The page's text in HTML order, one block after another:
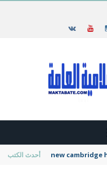
أحدث الكتب new cambridge